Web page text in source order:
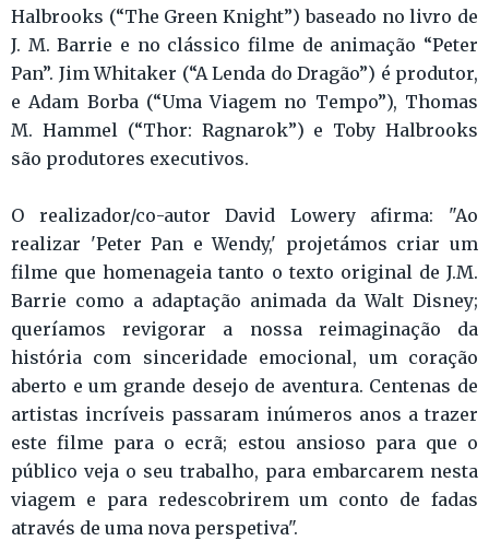
Halbrooks (“The Green Knight”) baseado no livro de
J. M. Barrie e no clássico filme de animação “Peter
Pan”. Jim Whitaker (“A Lenda do Dragão”) é produtor,
e Adam Borba (“Uma Viagem no Tempo”), Thomas
M. Hammel (“Thor: Ragnarok”) e Toby Halbrooks
são produtores executivos.
O realizador/co-autor David Lowery afirma: "Ao
realizar 'Peter Pan e Wendy,' projetámos criar um
filme que homenageia tanto o texto original de J.M.
Barrie como a adaptação animada da Walt Disney;
queríamos revigorar a nossa reimaginação da
história com sinceridade emocional, um coração
aberto e um grande desejo de aventura. Centenas de
artistas incríveis passaram inúmeros anos a trazer
este filme para o ecrã; estou ansioso para que o
público veja o seu trabalho, para embarcarem nesta
viagem e para redescobrirem um conto de fadas
através de uma nova perspetiva".